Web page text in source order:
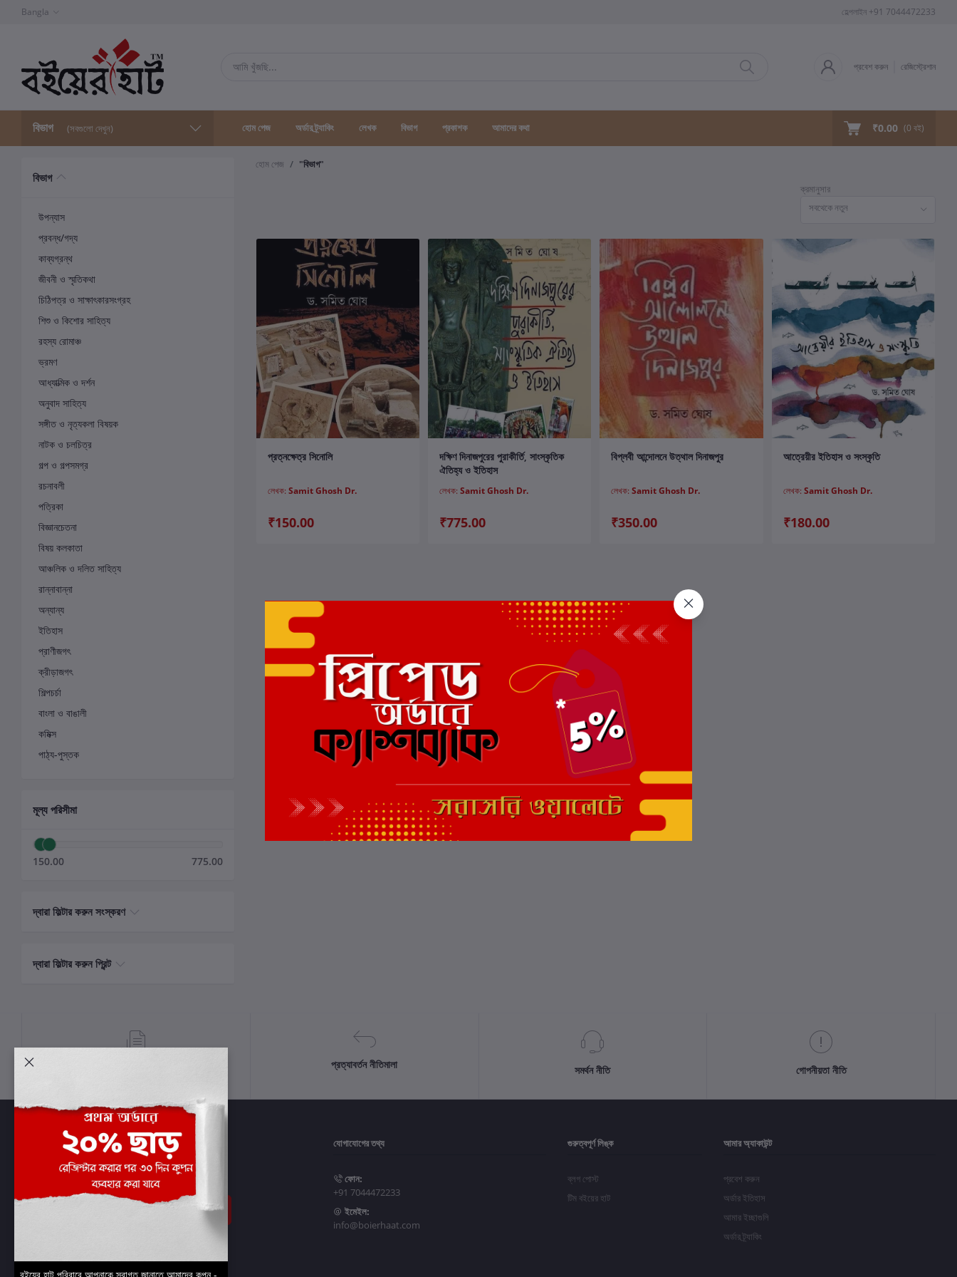
Bangla হেল্পলাইন +91 7044472233
প্রবেশ করুন রেজিস্ট্রেশান
বিভাগ (সবগুলো দেখুন) হোম পেজ অর্ডার ট্র্যাকিং লেখক বিভাগ প্রকাশক আমাদের কথা ₹0.00 (0 বই)
বিভাগ
উপন্যাস
প্রবন্ধ/গদ্য
কাব্যগ্রন্থ
জীবনী ও স্মৃতিকথা
চিঠিপত্র ও সাক্ষাৎকারসংগ্রহ
শিশু ও কিশোর সাহিত্য
রহস্য রোমাঞ্চ
ভ্রমণ
আধ্যাত্মিক ও দর্শন
অনুবাদ সাহিত্য
সঙ্গীত ও নৃত্যকলা বিষয়ক
নাটক ও চলচিত্র
গল্প ও গল্পসমগ্র
রচনাবলী
পত্রিকা
বিজ্ঞানচেতনা
বিষয় কলকাতা
আঞ্চলিক ও দলিত সাহিত্য
রান্নাবান্না
অন্যান্য
ইতিহাস
প্রাণীজগৎ
ক্রীড়াজগৎ
শিল্পচর্চা
বাংলা ও বাঙালী
কমিক্স
পাঠ্য-পুস্তক
মূল্য পরিসীমা
150.00 775.00
দ্বারা ফিল্টার করুন সংস্করণ
দ্বারা ফিল্টার করুন প্রিন্ট
হোম পেজ
"বিভাগ"
ক্রমানুসার
সবথেকে নতুন
কার্টে যোগ করুন
প্রত্নক্ষেত্র সিনোলি
লেখক: Samit Ghosh Dr.
₹150.00
কার্টে যোগ করুন
দক্ষিণ দিনাজপুরের পুরাকীর্তি, সাংস্কৃতিক
ঐতিহ্য ও ইতিহাস
লেখক: Samit Ghosh Dr.
₹775.00
কার্টে যোগ করুন
বিপ্লবী আন্দোলনে উত্থাল দিনাজপুর
লেখক:Samit Ghosh Dr.
₹350.00
কার্টে যোগ করুন
আত্রেয়ীর ইতিহাস ও সংস্কৃতি
লেখক: Samit Ghosh Dr.
₹180.00
প্রত্যাবর্তন নীতিমালা সমর্থন নীতি গোপনীয়তা নীতি
সাবস্ক্রাইব
যোগাযোগের তথ্য
ফোন:
+91 7044472233
ইমেইল:
info@boierhaat.com
গুরুত্বপূর্ণ লিঙ্ক
ব্লগ পোস্ট
টিম বইয়ের হাট
আমার অ্যাকাউন্ট
প্রবেশ করুন
অর্ডার ইতিহাস
আমার ইচ্ছাগুলি
অর্ডার ট্র্যাকিং